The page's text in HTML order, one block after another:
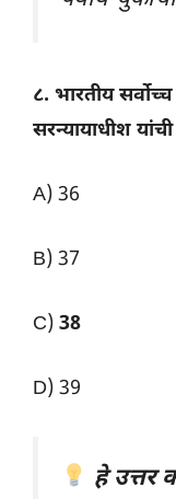
८. भारतीय
सरन्यायाधीश
A) 36
B) 37
C) 38
D) 39
हे उत्तर